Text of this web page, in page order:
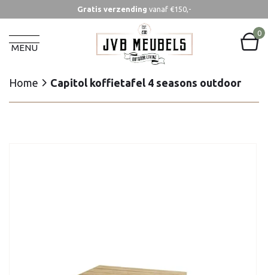
Gratis verzending vanaf €150,-
MENU
0
Home Capitol koffietafel 4 seasons outdoor
Home Capitol koffietafel 4 seasons outdoor